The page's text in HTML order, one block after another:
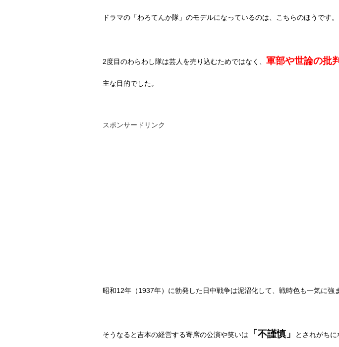
ドラマの「わろてんか隊」のモデルになっているのは、こちらのほうです。
2度目のわらわし隊は芸人を売り込むためではなく、 軍部や世論の批
主な目的でした。
スポンサードリンク
昭和12年（1937年）に勃発した日中戦争は泥沼化して、戦時色も一気に強
そうなると吉本の経営する寄席の公演や笑いは 「不謹慎」 とされがちに